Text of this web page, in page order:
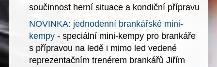
součinnost herní situace a kondiční přípravu
NOVINKA: jednodenní brankářské mini-
kempy - speciální mini-kempy pro brankáře
s přípravou na ledě i mimo led vedené
reprezentačním trenérem brankářů Jiřím